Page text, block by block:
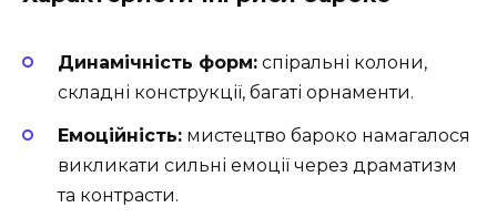
Динамічність форм: спіральні колони,
складні конструкції, багаті орнаменти.
Емоційність: мистецтво бароко намагалося
викликати сильні емоції через драматизм
та контрасти.